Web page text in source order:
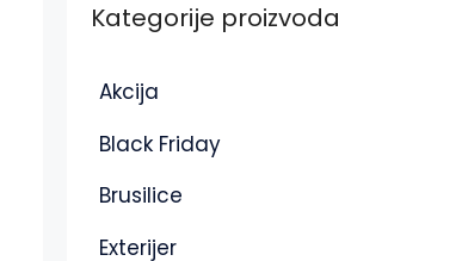
Kategorije proizvoda
Akcija
Black Friday
Brusilice
Exterijer